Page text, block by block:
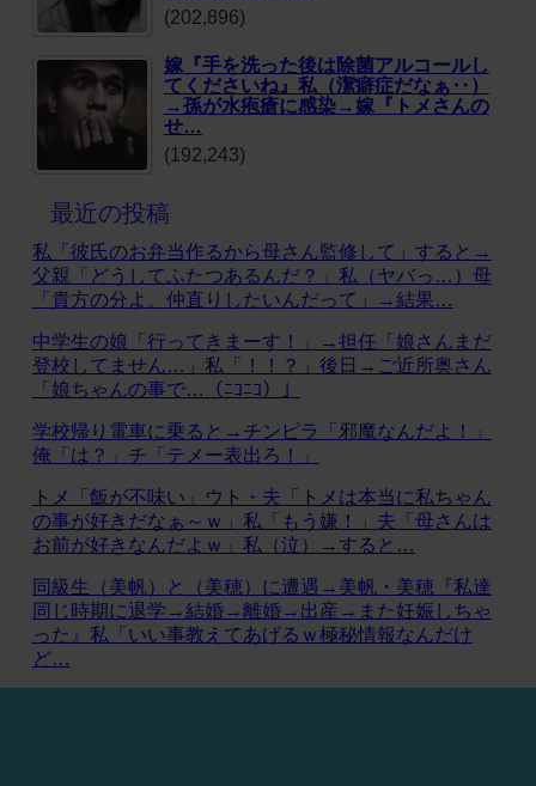
(202,896)
嫁『手を洗った後は除菌アルコールし
てくださいね』私（潔癖症だなぁ‥）
→孫が水疱瘡に感染→嫁『トメさんの
せ…
(192,243)
最近の投稿
私「彼氏のお弁当作るから母さん監修して」すると→
父親「どうしてふたつあるんだ？」私（ヤバっ…）母
「貴方の分よ。仲直りしたいんだって」→結果…
中学生の娘「行ってきまーす！」→担任「娘さんまだ
登校してません…」私「！！？」後日→ご近所奥さん
「娘ちゃんの事で…（ﾆｺﾆｺ）」
学校帰り電車に乗ると→チンピラ「邪魔なんだよ！」
俺「は？」チ「テメー表出ろ！」
トメ「飯が不味い」ウト・夫「トメは本当に私ちゃん
の事が好きだなぁ～ｗ」私「もう嫌！」夫「母さんは
お前が好きなんだよｗ」私（泣）→すると…
同級生（美帆）と（美穂）に遭遇→美帆・美穂『私達
同じ時期に退学→結婚→離婚→出産→また妊娠しちゃ
った』私「いい事教えてあげるｗ極秘情報なんだけ
ど…